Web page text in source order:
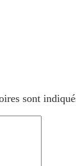
sont